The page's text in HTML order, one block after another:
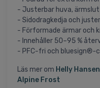
- Justerbar huva,
- Sidodragkedja och
- Förformade ärmar och
- Innehåller 50–95 %
- PFC-fri och bluesign®-
Läs mer om Helly
Alpine Frost